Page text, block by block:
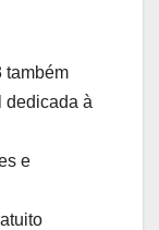
também
dedicada à
e